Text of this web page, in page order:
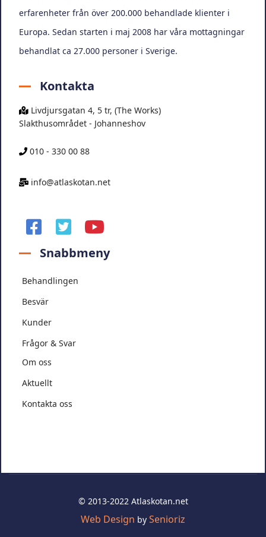
erfarenheter från över 200.000 behandlade klienter i
Europa. Sedan starten i maj 2008 har våra mottagningar
behandlat ca 27.000 personer i Sverige.
Kontakta
Livdjursgatan 4, 5 tr, (The Works)
Slakthusområdet - Johanneshov
010 - 330 00 88
info@atlaskotan.net
facebook
twitter
youtube
Snabbmeny
Behandlingen
Besvär
Kunder
Frågor & Svar
Om oss
Aktuellt
Kontakta oss
© 2013-2022 Atlaskotan.net
Web Design by Senioriz